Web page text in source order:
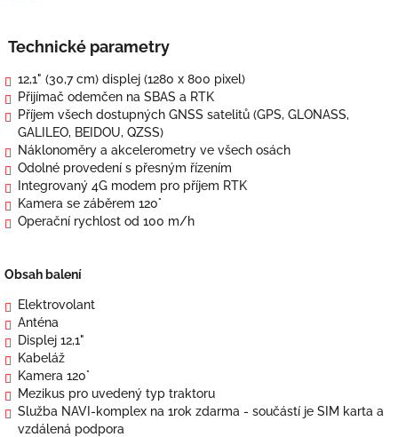
Technické parametry
12,1" (30,7 cm) displej (1280 x 800 pixel)
Přijímač odemčen na SBAS a RTK
Příjem všech dostupných GNSS satelitů (GPS, GLONASS,
GALILEO, BEIDOU, QZSS)
Náklonoměry a akcelerometry ve všech osách
Odolné provedení s přesným řízením
Integrovaný 4G modem pro příjem RTK
Kamera se záběrem 120°
Operační rychlost od 100 m/h
Obsah balení
Elektrovolant
Anténa
Displej 12,1"
Kabeláž
Kamera 120°
Mezikus pro uvedený typ traktoru
Služba NAVI-komplex na 1rok zdarma - součástí je SIM karta a
vzdálená podpora